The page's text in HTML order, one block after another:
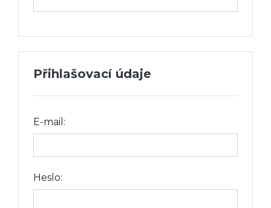
Přihlašovací údaje
E-mail:
Heslo: